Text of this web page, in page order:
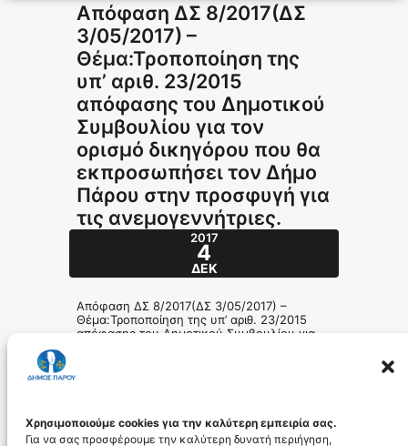
Χρησιμοποιούμε cookies για την καλύτερη εμπειρία σας.
Για να σας προσφέρουμε την καλύτερη δυνατή περιήγηση,
Απόφαση ΔΣ 8/2017(ΔΣ
3/05/2017) –
Θέμα:Τροποποίηση της
υπ’ αριθ. 23/2015
απόφασης του Δημοτικού
Συμβουλίου για τον
ορισμό δικηγόρου που θα
εκπροσωπήσει τον Δήμο
Πάρου στην προσφυγή για
τις ανεμογεννήτριες.
2017
4
ΔΕΚ
Απόφαση ΔΣ 8/2017(ΔΣ 3/05/2017) –
Θέμα:Τροποποίηση της υπ’ αριθ. 23/2015
απόφασης του Δημοτικού Συμβουλίου για
161-2017_id5044